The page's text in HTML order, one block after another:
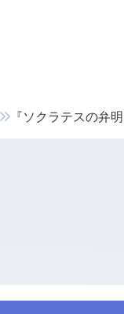
『ソクラテスの弁